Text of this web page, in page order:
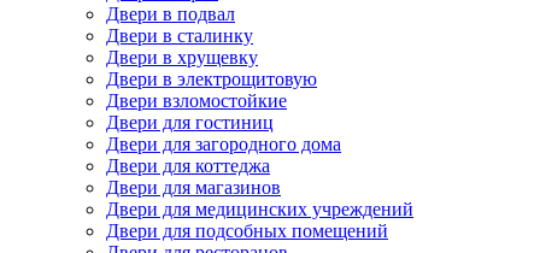
Двери в подвал
Двери в сталинку
Двери в хрущевку
Двери в электрощитовую
Двери взломостойкие
Двери для гостиниц
Двери для загородного дома
Двери для коттеджа
Двери для магазинов
Двери для медицинских учреждений
Двери для подсобных помещений